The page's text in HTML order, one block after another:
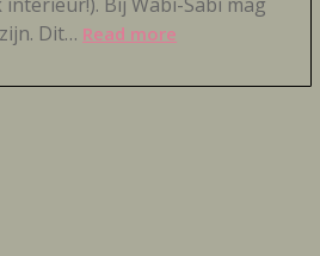
Dit… Read more